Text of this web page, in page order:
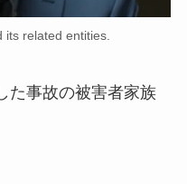
its related entities.
た事故の被害者家族